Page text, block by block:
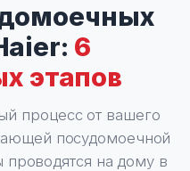
6
этапов
процесс от вашего
посудомоечной
на дому в